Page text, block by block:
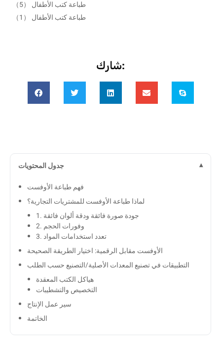
طباعة كتب الأطفال （5）
طباعة كتب الأطفال （1）
شارك:
جدول المحتويات
فهم طباعة الأوفست
لماذا طباعة الأوفست للمشتريات التجارية؟
1. جودة صورة فائقة ودقة ألوان فائقة
2. وفورات الحجم
3. تعدد استخدامات المواد
الأوفست مقابل الرقمية: اختيار الطريقة الصحيحة
التطبيقات في تصنيع المعدات الأصلية/التصنيع حسب الطلب
هياكل الكتب المعقدة
التخصيص والتشطيبات
سير عمل الإنتاج
الخاتمة